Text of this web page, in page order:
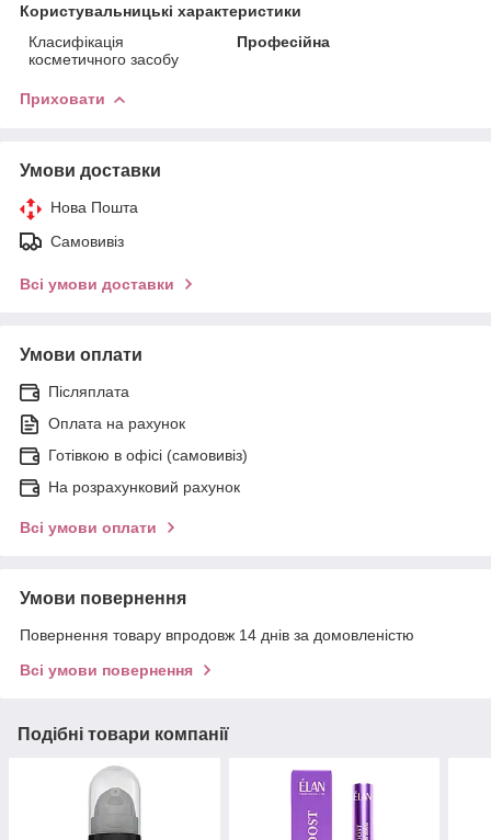
Користувальницькі характеристики
Класифікація
косметичного засобу
Професійна
Приховати
Умови доставки
Нова Пошта
Самовивіз
Всі умови доставки
Умови оплати
Післяплата
Оплата на рахунок
Готівкою в офісі (самовивіз)
На розрахунковий рахунок
Всі умови оплати
Умови повернення
Повернення товару впродовж 14 днів за домовленістю
Всі умови повернення
Подібні товари компанії